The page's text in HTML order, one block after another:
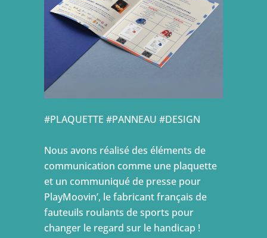
#PLAQUETTE #PANNEAU #DESIGN
Nous avons réalisé des éléments de
communication comme une plaquette
et un communiqué de presse pour
PlayMoovin’, le fabricant français de
fauteuils roulants de sports pour
changer le regard sur le handicap !